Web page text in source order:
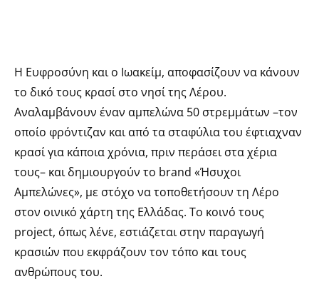
Η Ευφροσύνη και ο Ιωακείμ, αποφασίζουν να κάνουν
το δικό τους κρασί στο νησί της Λέρου.
Αναλαμβάνουν έναν αμπελώνα 50 στρεμμάτων –τον
οποίο φρόντιζαν και από τα σταφύλια του έφτιαχναν
κρασί για κάποια χρόνια, πριν περάσει στα χέρια
τους– και δημιουργούν το brand «Ήσυχοι
Αμπελώνες», με στόχο να τοποθετήσουν τη Λέρο
στον οινικό χάρτη της Ελλάδας. Το κοινό τους
project, όπως λένε, εστιάζεται στην παραγωγή
κρασιών που εκφράζουν τον τόπο και τους
ανθρώπους του.